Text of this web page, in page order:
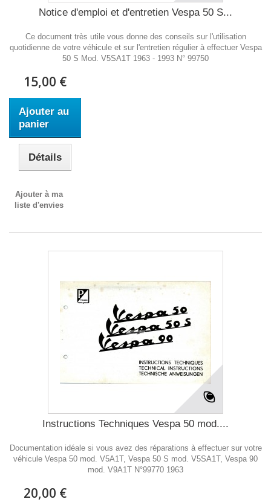
Notice d'emploi et d'entretien Vespa 50 S...
Ce document très utile vous donne des conseils sur l'utilisation
quotidienne de votre véhicule et sur l'entretien régulier à effectuer Vespa
50 S Mod. V5SA1T 1963 - 1993 N° 99750
15,00 €
Ajouter au
panier
Détails
Ajouter à ma
liste d'envies
Instructions Techniques Vespa 50 mod....
Documentation idéale si vous avez des réparations à effectuer sur votre
véhicule Vespa 50 mod. V5A1T, Vespa 50 S mod. V5SA1T, Vespa 90
mod. V9A1T N°99770 1963
20,00 €